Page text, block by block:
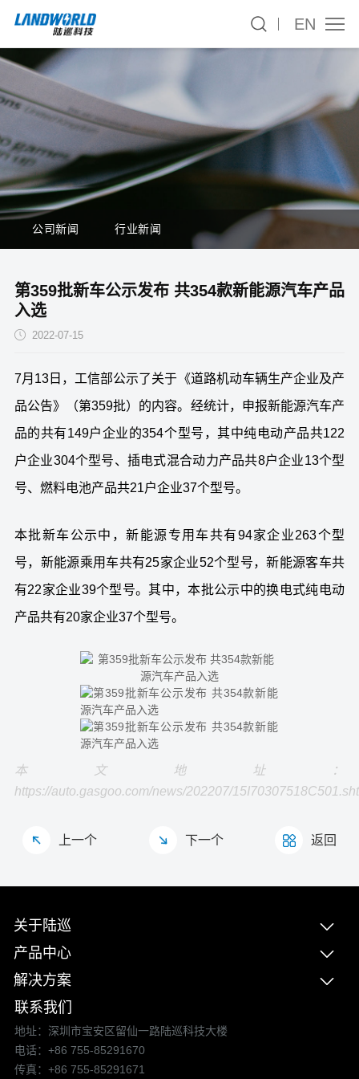
EN
公司新闻 行业新闻
第359批新车公示发布 共354款新能源汽车产品
入选
2022-07-15
7月13日，工信部公示了关于《道路机动车辆生产企业及产
品公告》（第359批）的内容。经统计，申报新能源汽车产
品的共有149户企业的354个型号，其中纯电动产品共122
户企业304个型号、插电式混合动力产品共8户企业13个型
号、燃料电池产品共21户企业37个型号。
本批新车公示中，新能源专用车共有94家企业263个型
号，新能源乘用车共有25家企业52个型号，新能源客车共
有22家企业39个型号。其中，本批公示中的换电式纯电动
产品共有20家企业37个型号。
本文地址：
https://auto.gasgoo.com/news/202207/
上一个 下一个 返回
关于陆巡
产品中心
解决方案
联系我们
地址：深圳市宝安区留仙一路陆巡科技大楼
电话：+86 755-85291670
传真：+86 755-85291671